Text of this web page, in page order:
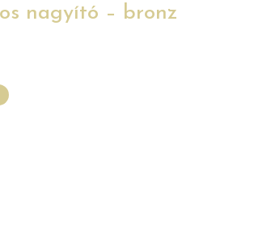
nagyító – bronz